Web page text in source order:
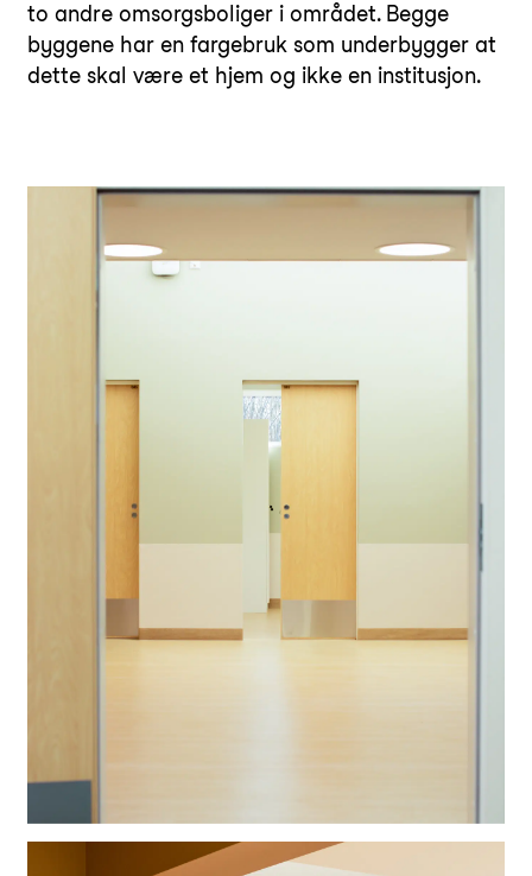
to andre omsorgsboliger i området. Begge
byggene har en fargebruk som underbygger at
dette skal være et hjem og ikke en institusjon.